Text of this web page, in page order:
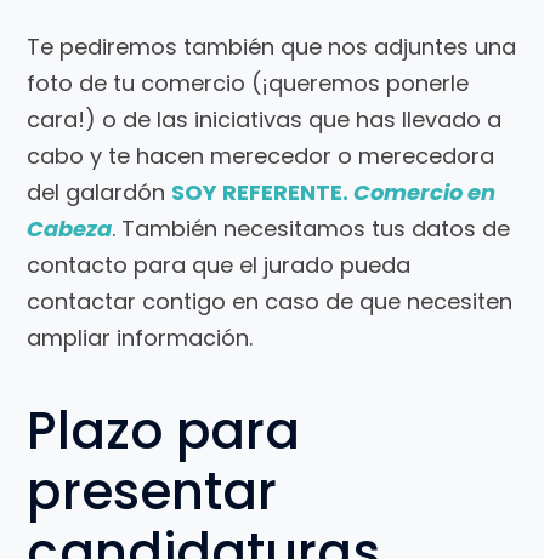
Te pediremos también que nos adjuntes una
foto de tu comercio (¡queremos ponerle
cara!) o de las iniciativas que has llevado a
cabo y te hacen merecedor o merecedora
del galardón SOY REFERENTE.Comercio en
Cabeza. También necesitamos tus datos de
contacto para que el jurado pueda
contactar contigo en caso de que necesiten
ampliar información.
Plazo para
presentar